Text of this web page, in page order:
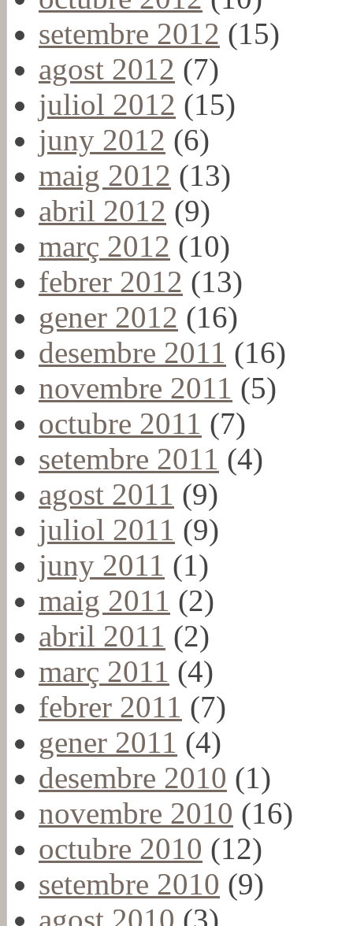
setembre 2012 (15)
agost 2012 (7)
juliol 2012 (15)
juny 2012 (6)
maig 2012 (13)
abril 2012 (9)
març 2012 (10)
febrer 2012 (13)
gener 2012 (16)
desembre 2011 (16)
novembre 2011 (5)
octubre 2011 (7)
setembre 2011 (4)
agost 2011 (9)
juliol 2011 (9)
juny 2011 (1)
maig 2011 (2)
abril 2011 (2)
març 2011 (4)
febrer 2011 (7)
gener 2011 (4)
desembre 2010 (1)
novembre 2010 (16)
octubre 2010 (12)
setembre 2010 (9)